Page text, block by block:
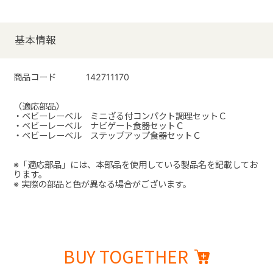
基本情報
商品コード 142711170
（適応部品）
・ベビーレーベル ミニざる付コンパクト調理セットＣ
・ベビーレーベル ナビゲート食器セットＣ
・ベビーレーベル ステップアップ食器セットＣ
※「適応部品」には、本部品を使用している製品名を記載してお
ります。
※ 実際の部品と色が異なる場合がございます。
BUY TOGETHER